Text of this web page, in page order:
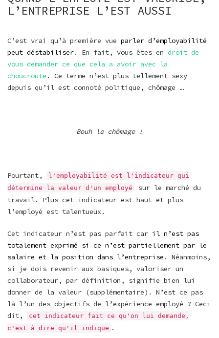
L’ENTREPRISE L’EST AUSSI
C’est vrai qu’à première vue parler d’employabilité
peut déstabiliser. En fait, vous êtes en droit de
vous demander ce que cela a avoir avec la
choucroute . Ce terme n’est plus tellement sexy
depuis qu’il est connoté politique, chômage …
Bouh le chômage !
Pourtant,
l'employabilité est l'indicateur qui
détermine la valeur d'un employé
sur le marché du
travail. Plus cet indicateur est haut et plus
l’employé est talentueux.
Cet indicateur n’est pas parfait car il n’est pas
totalement exprimé si ce n’est partiellement par le
salaire et la position dans l’entreprise . Néanmoins,
si je dois revenir aux basiques, valoriser un
collaborateur, par définition, signifie bien lui
donner de la valeur (supplémentaire). N’est ce pas
là l’un des objectifs de l’expérience employé ? Ceci
dit,
cet indicateur fait ce qu'on lui demande,
c'est à dire qu'il indique .